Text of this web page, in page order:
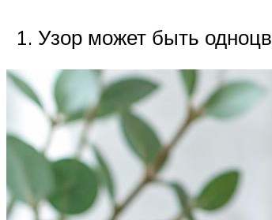
Узор может быть